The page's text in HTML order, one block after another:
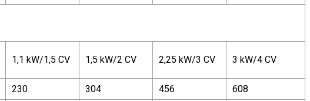
1,1 kW/1,5 CV 1,5 kW/2 CV 2,25 kW/3 CV 3 kW/4 CV
230 304 456
608